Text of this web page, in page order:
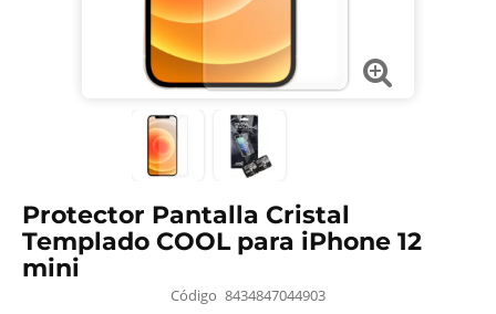
Protector Pantalla Cristal
Templado COOL para iPhone 12
mini
Código 8434847044903